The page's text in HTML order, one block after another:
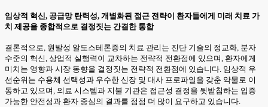
임상적 혁신, 공급망 탄력성, 개별화된 접근 전략이 환자들에게 미래 치료 가
치 제공을 종합적으로 결정짓는 간결한 통합
결론적으로, 원발성 알도스테론증의 치료 관리는 진단 기술의 정교화, 분자
수준의 혁신, 상업적 실행력이 교차하는 전략적 전환점에 있으며, 환자에게
미치는 영향과 시장 동향을 결정짓는 전략적 전환점에 있습니다. 임상적 우
선순위는 수용체 선택성과 우수한 신장 및 대사 프로파일을 갖춘 약물로 이
동하고 있으며, 의료 시스템과 지불 기관은 접근성 결정을 뒷받침하는 입증
가능한 안전성과 환자 중심의 결과를 점점 더 많이 요구하고 있습니다.